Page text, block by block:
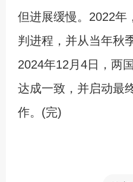
但进展缓慢。2022年
判进程，并从当年秋
2024年12月4日，两
达成一致，并启动最
作。(完)